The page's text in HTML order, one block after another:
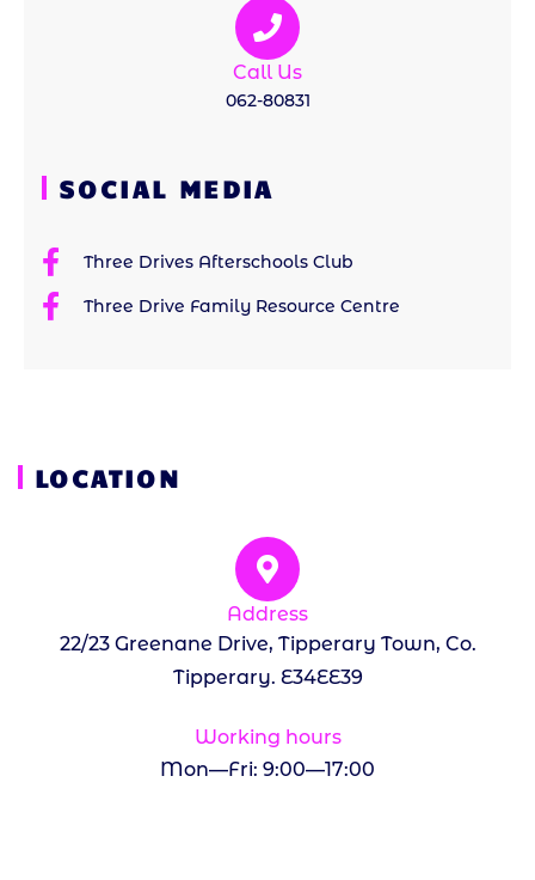
Call Us
062-80831
SOCIAL MEDIA
Three Drives Afterschools Club
Three Drive Family Resource Centre
LOCATION
Address
22/23 Greenane Drive, Tipperary Town, Co.
Tipperary. E34EE39
Working hours
Mon—Fri: 9:00—17:00